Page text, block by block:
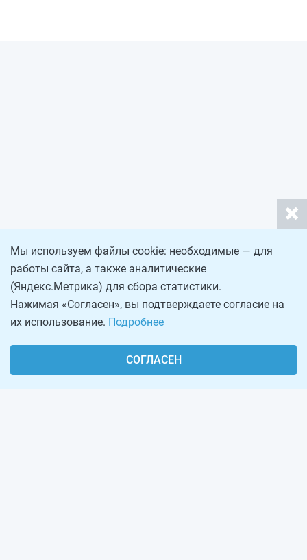
Мы используем файлы cookie: необходимые — для
работы сайта, а также аналитические
(Яндекс.Метрика) для сбора статистики.
Нажимая «Согласен», вы подтверждаете согласие на
их использование. Подробнее
СОГЛАСЕН